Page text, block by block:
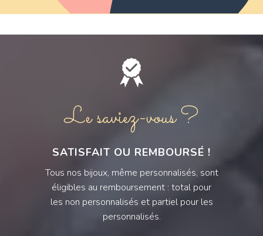
Le saviez-vous ?
SATISFAIT OU REMBOURSÉ !
Tous nos bijoux, même personnalisés, sont
éligibles au remboursement : total pour
les non personnalisés et partiel pour les
personnalisés.